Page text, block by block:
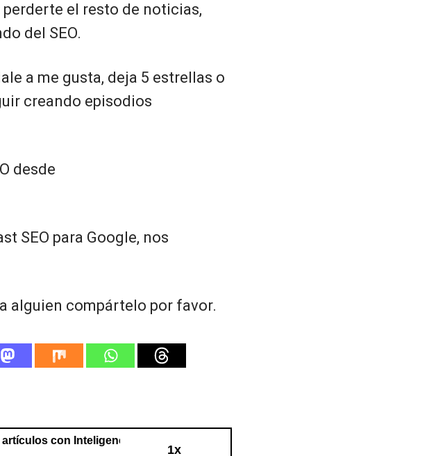
el resto de noticias,
del SEO.
a me gusta, deja 5 estrellas o
creando episodios
desde
SEO para Google, nos
alguien compártelo por favor.
1x
con Inteligencia Artificial en 2 minutos